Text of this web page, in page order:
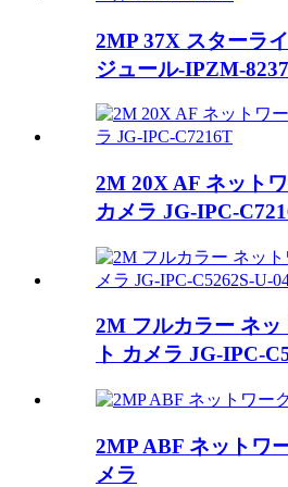
2MP 37X スターラ
ジュール-IPZM-
2M 20X AF ネット
カメラ JG-IPC-
2M フルカラー ネッ
ト カメラ JG-IPC-
2MP ABF ネットワ
メラ